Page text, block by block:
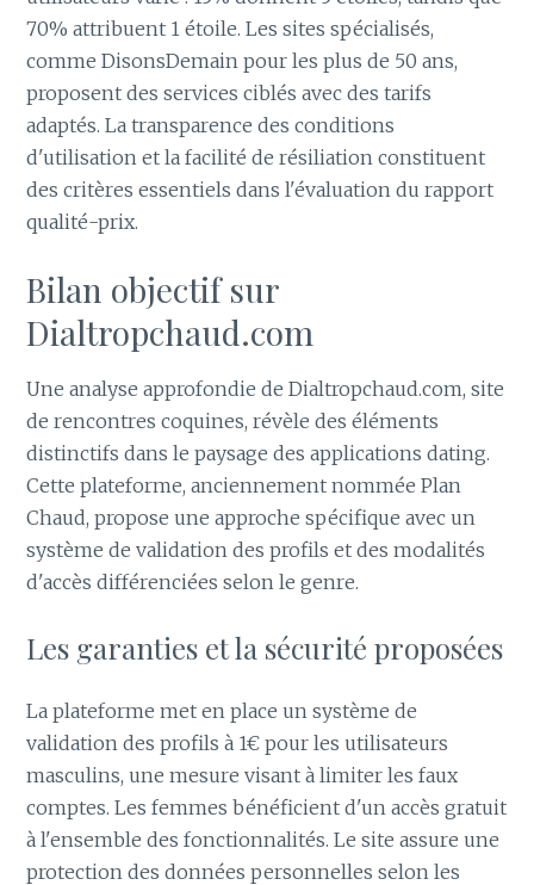
70% attribuent 1 étoile. Les sites spécialisés,
comme DisonsDemain pour les plus de 50 ans,
proposent des services ciblés avec des tarifs
adaptés. La transparence des conditions
d'utilisation et la facilité de résiliation constituent
des critères essentiels dans l'évaluation du rapport
qualité-prix.
Bilan objectif sur
Dialtropchaud.com
Une analyse approfondie de Dialtropchaud.com, site
de rencontres coquines, révèle des éléments
distinctifs dans le paysage des applications dating.
Cette plateforme, anciennement nommée Plan
Chaud, propose une approche spécifique avec un
système de validation des profils et des modalités
d'accès différenciées selon le genre.
Les garanties et la sécurité proposées
La plateforme met en place un système de
validation des profils à 1€ pour les utilisateurs
masculins, une mesure visant à limiter les faux
comptes. Les femmes bénéficient d'un accès gratuit
à l'ensemble des fonctionnalités. Le site assure une
protection des données personnelles selon les